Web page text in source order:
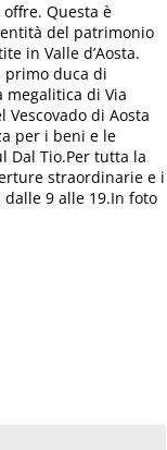
Questa è
del patrimonio
in Valle d’Aosta.
primo duca di
megalitica di Via
di Aosta
per i beni e le
Dal Tio.Per tutta la
straordinarie e i
9 alle 19.In foto